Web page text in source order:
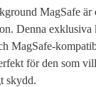
MagSafe
Denna
MagSafe-
för den som
skydd.